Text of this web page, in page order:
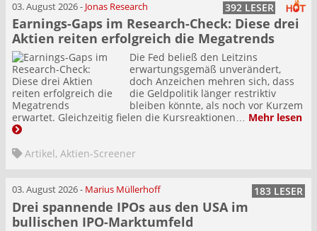
03. August 2026- Jonas Research 392 LESER
Earnings-Gaps im Research-Check: Diese drei
Aktien reiten erfolgreich die Megatrends
Die Fed beließ den Leitzins
erwartungsgemäß unverändert,
doch Anzeichen mehren sich, dass
die Geldpolitik länger restriktiv
bleiben könnte, als noch vor Kurzem
erwartet. Gleichzeitig fielen die Kursreaktionen… Mehr lesen
Artikel, Aktien-Screener
03. August 2026- Marius Müllerhoff 183 LESER
Drei spannende IPOs aus den USA im
bullischen IPO-Marktumfeld